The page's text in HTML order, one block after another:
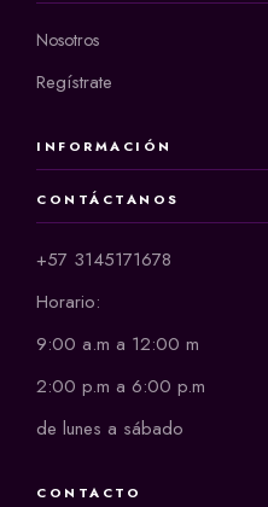
Nosotros
Regístrate
INFORMACIÓN
CONTÁCTANOS
+57 3145171678
Horario:
9:00 a.m a 12:00 m
2:00 p.m a 6:00 p.m
de lunes a sábado
CONTACTO